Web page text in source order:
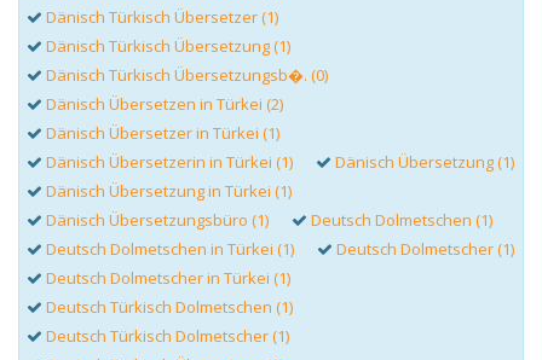
Dänisch Türkisch Übersetzer (1)
Dänisch Türkisch Übersetzung (1)
Dänisch Türkisch Übersetzungsb�. (0)
Dänisch Übersetzen in Türkei (2)
Dänisch Übersetzer in Türkei (1)
Dänisch Übersetzerin in Türkei (1)
Dänisch Übersetzung (1)
Dänisch Übersetzung in Türkei (1)
Dänisch Übersetzungsbüro (1)
Deutsch Dolmetschen (1)
Deutsch Dolmetschen in Türkei (1)
Deutsch Dolmetscher (1)
Deutsch Dolmetscher in Türkei (1)
Deutsch Türkisch Dolmetschen (1)
Deutsch Türkisch Dolmetscher (1)